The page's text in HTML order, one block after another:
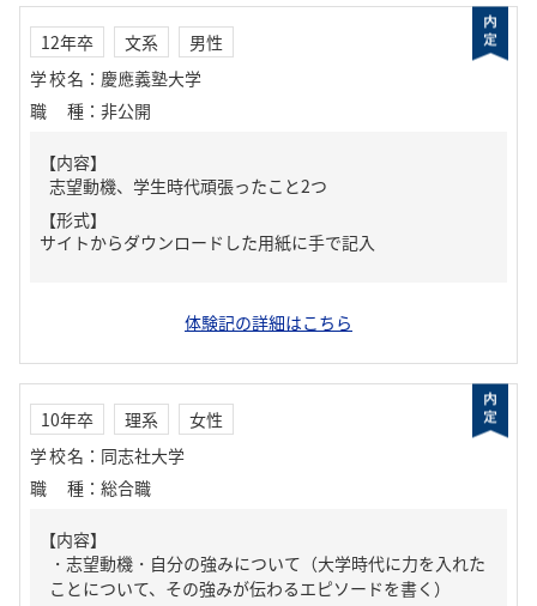
12年卒 文系
男性
学校名 ： 慶應義塾大学
職種 ： 非公開
【内容】
志望動機、学生時代頑張ったこと2つ
【形式】
サイトからダウンロードした用紙に手で記入
体験記の詳細はこちら
10年卒 理系
女性
学校名 ： 同志社大学
職種 ： 総合職
【内容】
・志望動機・自分の強みについて（大学時代に力を入れた
ことについて、その強みが伝わるエピソードを書く）